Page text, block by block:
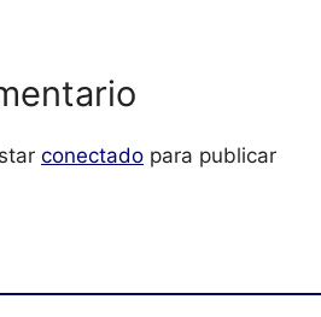
conectado para publicar